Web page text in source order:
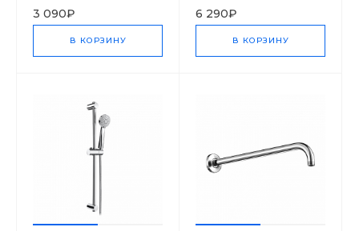
душевого шланга с
держателем ручного
душа, серия AQUA
Round
3 090₽
В КОРЗИНУ
6 290₽
В КОРЗИНУ